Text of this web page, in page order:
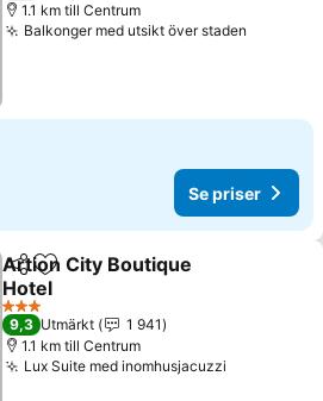
1.1 km till Centrum
Balkonger med utsikt över staden
Se priser
Dela Lägg till i Mina Favoriter
Artion City Boutique
Hotel
3 Stjärnor
9,3 Utmärkt
1 941
1.1 km till Centrum
Lux Suite med inomhusjacuzzi